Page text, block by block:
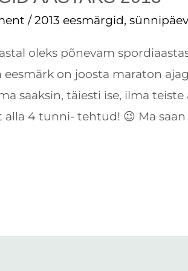
/2013 eesmärgid,
oleks põnevam
on joosta maraton
saaksin, täiesti ise, ilma
alla 4 tunni- tehtud! 😉 Ma saan